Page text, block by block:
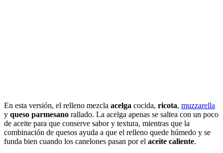
En esta versión, el relleno mezcla acelga cocida, ricota, muzzarella
y queso parmesano rallado. La acelga apenas se saltea con un poco
de aceite para que conserve sabor y textura, mientras que la
combinación de quesos ayuda a que el relleno quede húmedo y se
funda bien cuando los canelones pasan por el aceite caliente.